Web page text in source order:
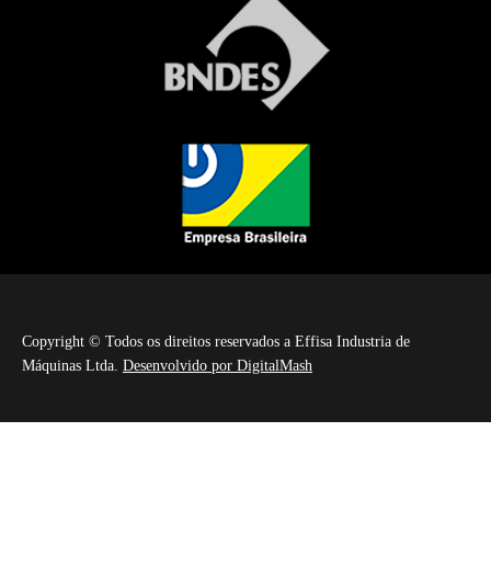
Copyright © Todos os direitos reservados a Effisa Industria de
Máquinas Ltda. Desenvolvido por DigitalMash